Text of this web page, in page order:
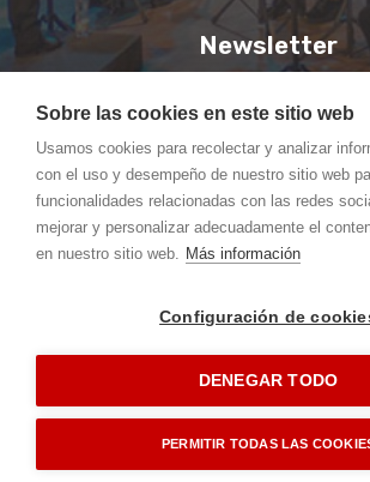
Newsletter
información actualizada.
Suscríbete
Copyright © 2023 Banda de Palio, Todos los
Sobre las cookies en este sitio web
Usamos cookies para recolectar y analizar
con el uso y desempeño de nuestro sitio web
funcionalidades relacionadas con las redes
mejorar y personalizar adecuadamente el
en nuestro sitio web. Más información
Configuración de
DENEGAR TODO
PERMITIR TODAS LAS